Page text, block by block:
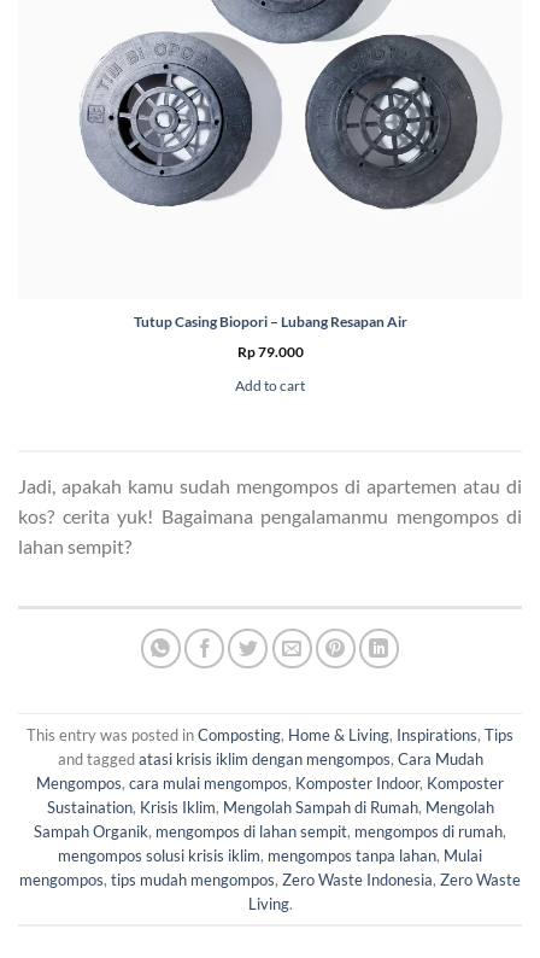
Tutup Casing Biopori – Lubang Resapan Air
Rp79.000
Add to cart
Jadi, apakah kamu sudah mengompos di apartemen atau di
kos? cerita yuk! Bagaimana pengalamanmu mengompos di
lahan sempit?
This entry was posted inComposting, Home & Living, Inspirations, Tips
and taggedatasi krisis iklim dengan mengompos, Cara Mudah
Mengompos, cara mulai mengompos, Komposter Indoor, Komposter
Sustaination, Krisis Iklim, Mengolah Sampah di Rumah, Mengolah
Sampah Organik, mengompos di lahan sempit, mengompos di rumah,
mengompos solusi krisis iklim, mengompos tanpa lahan, Mulai
mengompos, tips mudah mengompos, Zero Waste Indonesia, Zero Waste
Living.